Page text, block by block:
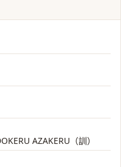
AZAKERU（訓）